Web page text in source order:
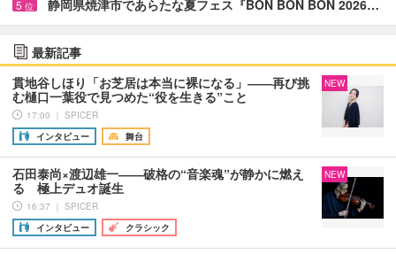
5 位 静岡県焼津市であらたな夏フェス『BON BON BON 2026…
最新記事
貫地谷しほり「お芝居は本当に裸になる」――再び挑
む樋口一葉役で見つめた“役を生きる”こと
17:00 ｜ SPICER
インタビュー
舞台
NEW
石田泰尚×渡辺雄一――破格の“音楽魂”が静かに燃え
る 極上デュオ誕生
16:37 ｜ SPICER
インタビュー
クラシック
NEW